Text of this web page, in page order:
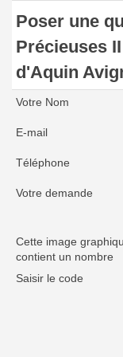
Poser une
Précieuses
d'Aquin
Votre Nom
E-mail
Téléphone
Votre demande
Cette image
contient un nombre
Saisir le code